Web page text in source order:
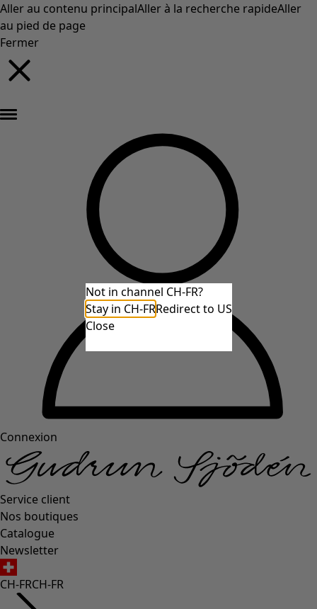
Aller au contenu principalAller à la recherche rapideAller
au pied de page
Fermer
Connexion
Service client
Nos boutiques
Catalogue
Newsletter
CH-FRCH-FR
Not in channel CH-FR?
Stay in CH-FRRedirect to US
Close